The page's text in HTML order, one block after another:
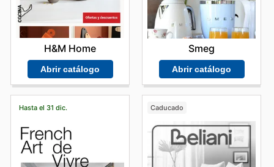
H&M Home
Abrir catálogo
Smeg
Abrir catálogo
Hasta el 31 dic. Caducado